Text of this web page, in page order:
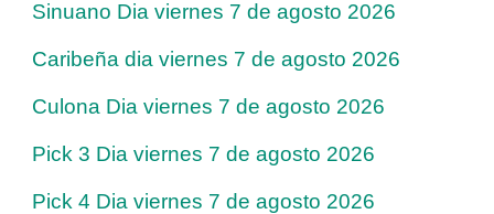
Sinuano Dia viernes 7 de agosto 2026
Caribeña dia viernes 7 de agosto 2026
Culona Dia viernes 7 de agosto 2026
Pick 3 Dia viernes 7 de agosto 2026
Pick 4 Dia viernes 7 de agosto 2026